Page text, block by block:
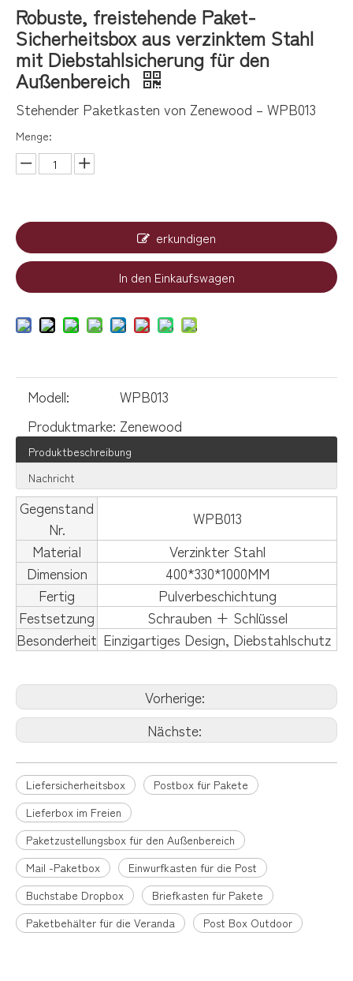
Robuste, freistehende Paket-
Sicherheitsbox aus verzinktem Stahl
mit Diebstahlsicherung für den
Außenbereich
Stehender Paketkasten von Zenewood – WPB013
Menge:
erkundigen
In den Einkaufswagen
Modell:
WPB013
Produktmarke: Zenewood
Produktbeschreibung
Nachricht
Gegenstand
Nr.
WPB013
Material
Verzinkter Stahl
Dimension
400*330*1000MM
Fertig
Pulverbeschichtung
Festsetzung
Schrauben + Schlüssel
Besonderheit Einzigartiges Design, Diebstahlschutz
Vorherige:
Nächste:
Liefersicherheitsbox
Postbox für Pakete
Lieferbox im Freien
Paketzustellungsbox für den Außenbereich
Mail -Paketbox
Einwurfkasten für die Post
Buchstabe Dropbox
Briefkasten für Pakete
Paketbehälter für die Veranda
Post Box Outdoor